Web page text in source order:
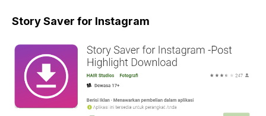
Story Saver for Instagram